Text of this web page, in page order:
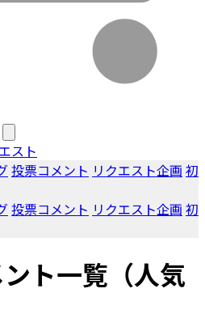
スト
投票コメント リクエスト企画 初
投票コメント リクエスト企画 初
ト一覧（人気